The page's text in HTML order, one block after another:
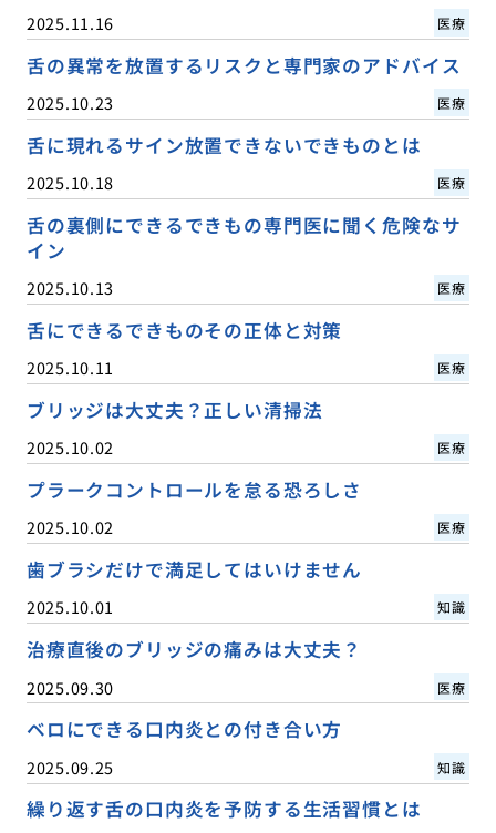
2025.11.16 医療
舌の異常を放置するリスクと専門家のアドバイス
2025.10.23 医療
舌に現れるサイン放置できないできものとは
2025.10.18 医療
舌の裏側にできるできもの専門医に聞く危険なサ
イン
2025.10.13 医療
舌にできるできものその正体と対策
2025.10.11 医療
ブリッジは大丈夫？正しい清掃法
2025.10.02 医療
プラークコントロールを怠る恐ろしさ
2025.10.02 医療
歯ブラシだけで満足してはいけません
2025.10.01 知識
治療直後のブリッジの痛みは大丈夫？
2025.09.30 医療
ベロにできる口内炎との付き合い方
2025.09.25 知識
繰り返す舌の口内炎を予防する生活習慣とは